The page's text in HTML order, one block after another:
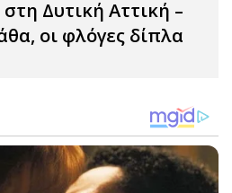
Δυτική Αττική –
οι φλόγες δίπλα